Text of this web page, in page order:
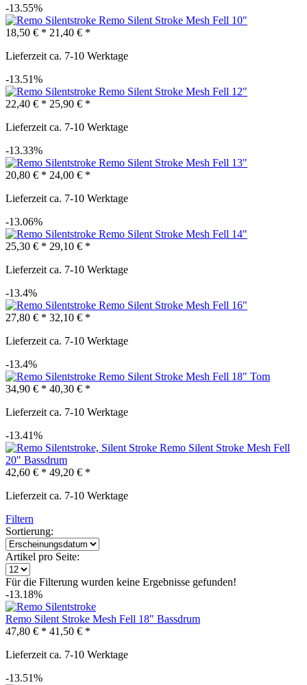
-13.55%
Remo Silent Stroke Mesh Fell 10"
18,50 € * 21,40 € *
Lieferzeit ca. 7-10 Werktage
-13.51%
Remo Silent Stroke Mesh Fell 12"
22,40 € * 25,90 € *
Lieferzeit ca. 7-10 Werktage
-13.33%
Remo Silent Stroke Mesh Fell 13"
20,80 € * 24,00 € *
Lieferzeit ca. 7-10 Werktage
-13.06%
Remo Silent Stroke Mesh Fell 14"
25,30 € * 29,10 € *
Lieferzeit ca. 7-10 Werktage
-13.4%
Remo Silent Stroke Mesh Fell 16"
27,80 € * 32,10 € *
Lieferzeit ca. 7-10 Werktage
-13.4%
Remo Silent Stroke Mesh Fell 18" Tom
34,90 € * 40,30 € *
Lieferzeit ca. 7-10 Werktage
-13.41%
Remo Silent Stroke Mesh Fell
20" Bassdrum
42,60 € * 49,20 € *
Lieferzeit ca. 7-10 Werktage
Filtern
Sortierung:
Artikel pro Seite:
Für die Filterung wurden keine Ergebnisse gefunden!
-13.18%
Remo Silent Stroke Mesh Fell 18" Bassdrum
47,80 € * 41,50 € *
Lieferzeit ca. 7-10 Werktage
-13.51%